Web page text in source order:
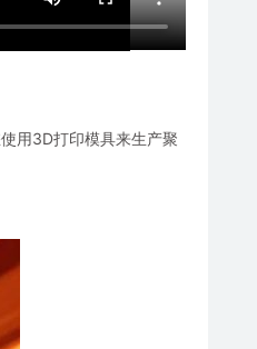
用3D打印模具来生产聚